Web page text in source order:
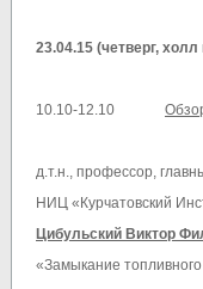
23.04.15 (четверг, холл
10.10-12.10
д.т.н., профессор,
НИЦ «Курчатовский
Цибульский Виктор
«Замыкание